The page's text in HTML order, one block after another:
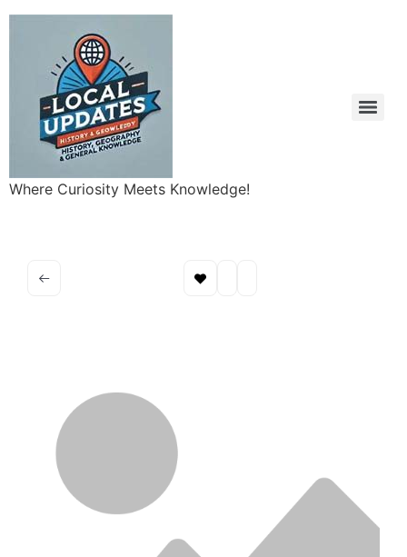
Where Curiosity Meets Knowledge!